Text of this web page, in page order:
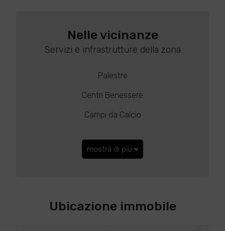
Nelle vicinanze
Servizi e infrastrutture della zona
Palestre
Centri Benessere
Campi da Calcio
mostra di più
Ubicazione immobile